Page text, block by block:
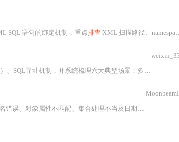
SQL 语句的绑定机制，重点排查 XML 扫描路径、namespace 与 method 名匹配、Maven/Gradle 构建资源处理、IDE 缓存、多数据源配置及 Fat Jar 环境适配等问题。强调契约一致性验证，并提供日志诊断、单元测试
、SQL寻址机制，并系统梳理六大典型场景：多参数
期格式问题。结合诊断步骤与实战预防策略，帮助开发者快速定位并解决